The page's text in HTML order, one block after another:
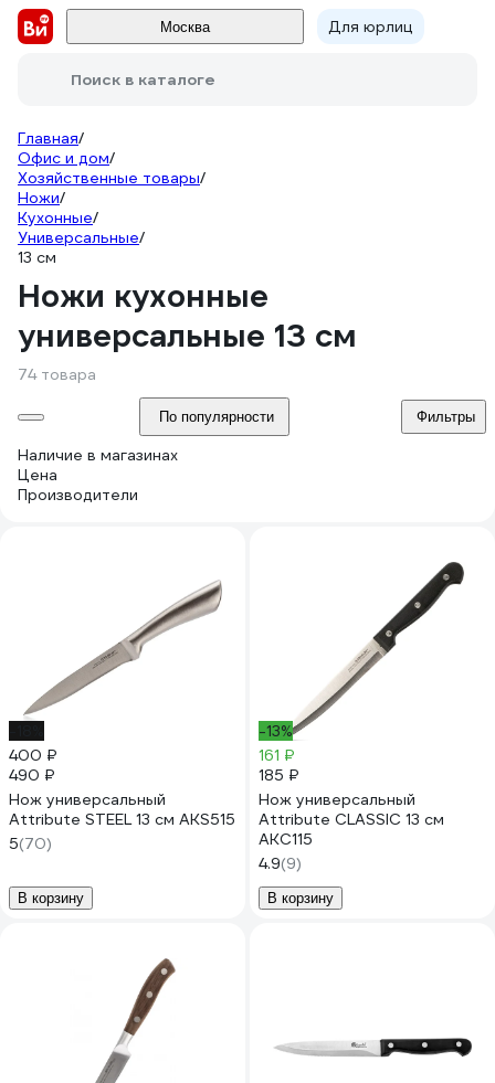
Москва Для юрлиц
Поиск в каталоге
Главная/
Офис и дом/
Хозяйственные товары/
Ножи/
Кухонные/
Универсальные/
13 см
Ножи кухонные
универсальные 13 см
74 товара
По популярности Фильтры
Наличие в магазинах
Цена
Производители
400 ₽
490 ₽
Нож универсальный
Attribute STEEL 13 см AKS515
5(70)
В корзину
-13%
161 ₽
185 ₽
Нож универсальный
Attribute CLASSIC 13 см
AKC115
4.9(9)
В корзину